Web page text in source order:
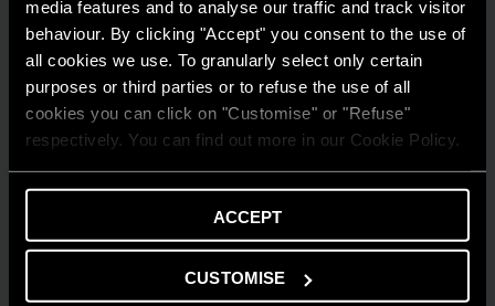
media features and to analyse our traffic and track visitor
behaviour. By clicking "Accept" you consent to the use of
all cookies we use. To granularly select only certain
purposes or third parties or to refuse the use of all
cookies you can click on "Customise" or "Refuse"
respectively. You can find out more in our Cookie Policy.
ACCEPT
CUSTOMISE
AMBIENTE
Risparmio energetico: trasforma la tua
casa in un modello di efficienza
LEGGI DI PIÙ